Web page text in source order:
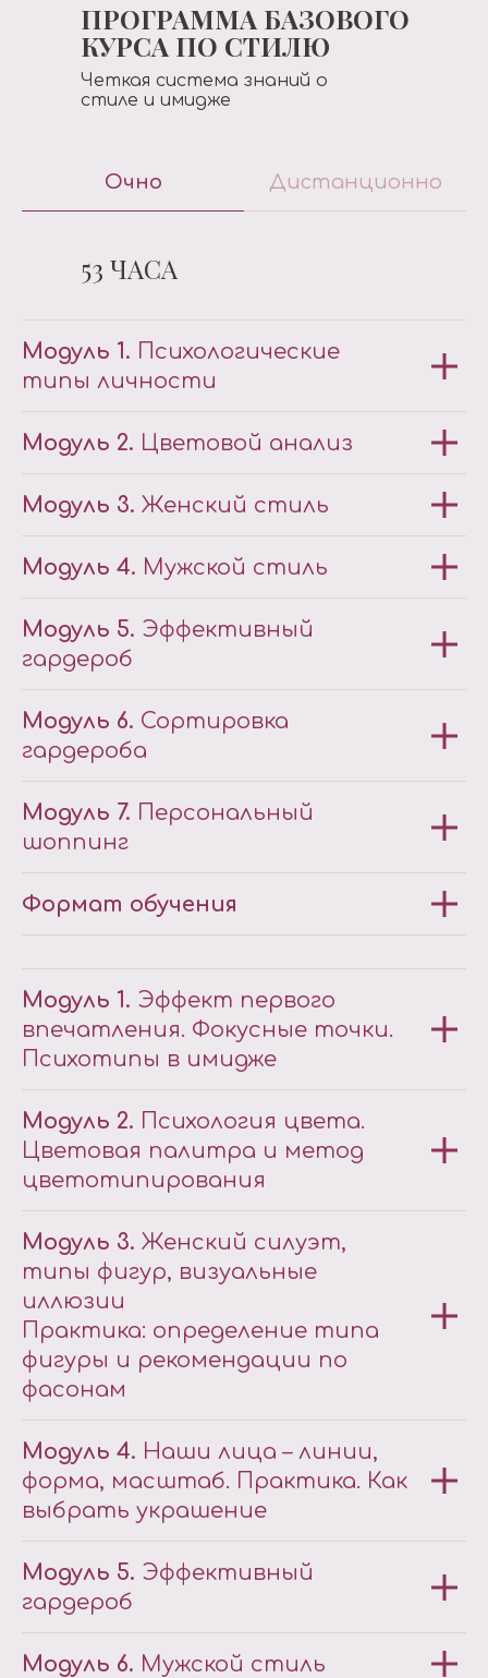
ПРОГРАММА БАЗОВОГО
КУРСА ПО СТИЛЮ
Четкая система знаний о
стиле и имидже
Очно Дистанционно
53 ЧАСА
Модуль 1. Психологические
типы личности
Модуль 2. Цветовой анализ
Модуль 3. Женский стиль
Модуль 4. Мужской стиль
Модуль 5. Эффективный
гардероб
Модуль 6. Сортировка
гардероба
Модуль 7. Персональный
шоппинг
Формат обучения
Модуль 1. Эффект первого
впечатления. Фокусные точки.
Психотипы в имидже
Модуль 2. Психология цвета.
Цветовая палитра и метод
цветотипирования
Модуль 3. Женский силуэт,
типы фигур, визуальные
иллюзии
Практика: определение типа
фигуры и рекомендации по
фасонам
Модуль 4. Наши лица – линии,
форма, масштаб. Практика. Как
выбрать украшение
Модуль 5. Эффективный
гардероб
Модуль 6. Мужской стиль